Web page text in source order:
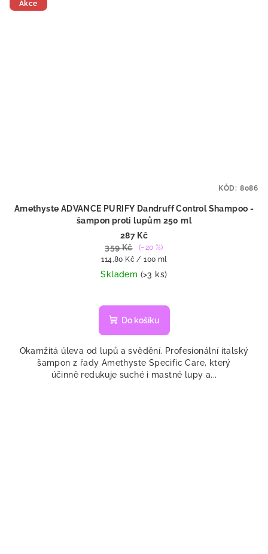
Akce
Amethyste ADVANCE PURIFY Dandruff Control Shampoo -
šampon proti lupům 250 ml
287 Kč
359 Kč
(–20 %)
Měrná
cena:
114,80 Kč / 100 ml
Skladem (>3 ks)
Do košíku
Okamžitá úleva od lupů a svědění. Profesionální italský
šampon z řady Amethyste Specific Care, který
účinně redukuje suché i mastné lupy a...
KÓD: 8086